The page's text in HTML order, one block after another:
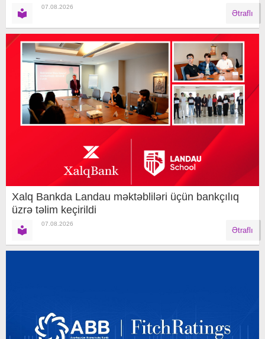
07.08.2026
Ətraflı
Xalq Bankda Landau məktəbliləri üçün bankçılıq
üzrə təlim keçirildi
07.08.2026
Ətraflı